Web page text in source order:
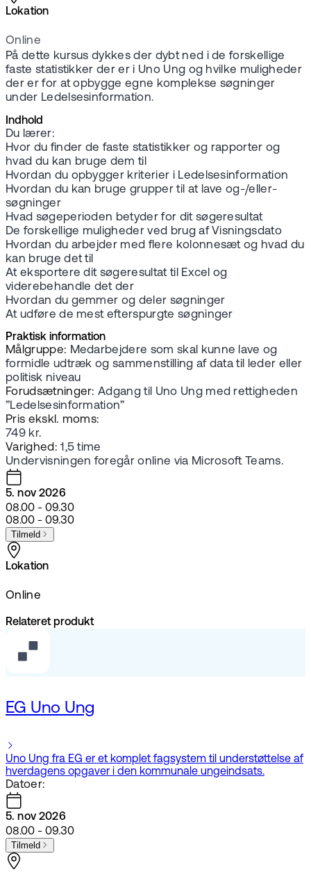
Lokation
Online
På dette kursus dykkes der dybt ned i de forskellige
faste statistikker der er i Uno Ung og hvilke muligheder
der er for at opbygge egne komplekse søgninger
under Ledelsesinformation.
Indhold
Du lærer:
Hvor du finder de faste statistikker og rapporter og
hvad du kan bruge dem til
Hvordan du opbygger kriterier i Ledelsesinformation
Hvordan du kan bruge grupper til at lave og-/eller-
søgninger
Hvad søgeperioden betyder for dit søgeresultat
De forskellige muligheder ved brug af Visningsdato
Hvordan du arbejder med flere kolonnesæt og hvad du
kan bruge det til
At eksportere dit søgeresultat til Excel og
viderebehandle det der
Hvordan du gemmer og deler søgninger
At udføre de mest efterspurgte søgninger
Praktisk information
Målgruppe: Medarbejdere som skal kunne lave og
formidle udtræk og sammenstilling af data til leder eller
politisk niveau
Forudsætninger: Adgang til Uno Ung med rettigheden
”Ledelsesinformation”
Pris ekskl. moms:
749 kr.
Varighed: 1,5 time
Undervisningen foregår online via Microsoft Teams.
5. nov 2026
08.00 - 09.30
08.00 - 09.30
Tilmeld
Lokation
Online
Relateret produkt
EG Uno Ung
Uno Ung fra EG er et komplet fagsystem til understøttelse af
hverdagens opgaver i den kommunale ungeindsats.
Datoer:
5. nov 2026
08.00 - 09.30
Tilmeld